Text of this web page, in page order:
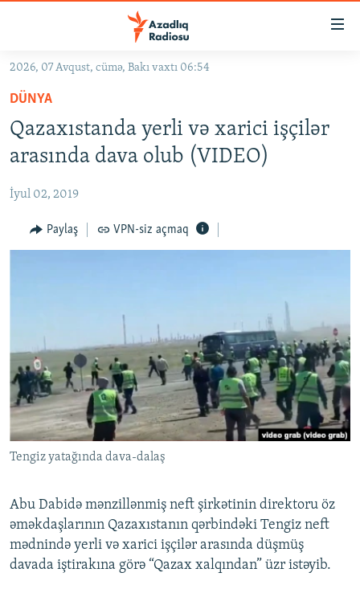
Əsas
qayıt
Əsas
naviqasiyaya
qayıt
Axtarışa
keç
KORRUPSIOMETR
FƏRQƏ BAX
QANUNI DOĞRU
FOTOQALEREYA
İNFOQRAFIKA
KARIKATURA
OXU ZALI
AZƏRBAYCAN ƏDƏBIYYATI KITABXANASI
İSLAM VƏ DEMOKRATIYA
İZ - MƏDƏNIYYƏT PROQRAMI
HAQQIMIZDA
MISSIYAMIZ
PEŞƏ ETIKASI VƏ JURNALISTIKA STANDARTLARIMIZ
MATERIALLARIMIZDAN ISTIFADƏ
AZADLIQRADIOSU MOBIL TELEFONUNUZDA
XƏBƏR BÜLLETENLƏRIMIZ
BIZI IZLƏ
RFE/RL-in bütün saytları
2026, 07 Avqust, cümə, Bakı vaxtı 06:54
DÜNYA
Qazaxıstanda yerli və xarici işçilər
arasında dava olub (VIDEO)
İyul 02, 2019
Paylaş VPN-siz açmaq
Tengiz yatağında dava-dalaş
Abu Dabidə mənzillənmiş neft şirkətinin direktoru öz
əməkdaşlarının Qazaxıstanın qərbindəki Tengiz neft
mədnində yerli və xarici işçilər arasında düşmüş
davada iştirakına görə “Qazax xalqından” üzr istəyib.